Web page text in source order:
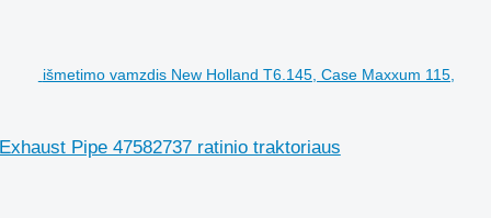
išmetimo vamzdis New Holland T6.145, Case Maxxum 115,
Pipe 47582737 ratinio traktoriaus